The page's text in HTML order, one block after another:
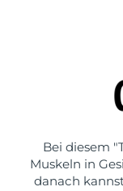
Bei diesem
Muskeln in
danach